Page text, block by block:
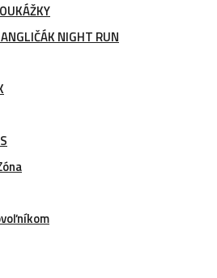
NIGHT RUN